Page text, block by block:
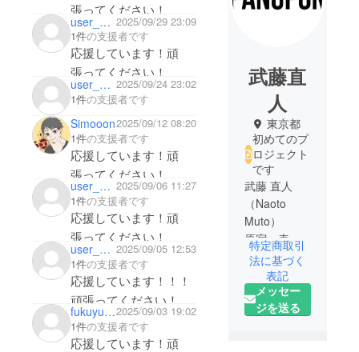
張ってください！
user_60e1c560da64 2025/09/29 23:09
1件の支援者です
応援しています！頑
張ってください！
user_cef6115fd3b4 2025/09/24 23:02
1件の支援者です
Simooon2025/09/12 08:20
1件の支援者です
応援しています！頑
張ってください！
user_4e2796ec0654 2025/09/06 11:27
1件の支援者です
応援しています！頑
張ってください！
user_4912a2a18644 2025/09/05 12:53
1件の支援者です
応援しています！！！
頑張ってください！
fukuyukimidaifuku2025/09/03 19:02
1件の支援者です
応援しています！頑
武藤直
人
東京都
初めてのプ
ロジェクト
です
武藤 直人
（Naoto
Muto）
原宿・表参
道の美容室
「PANUPON
」
特定商取引
法に基づく
表記
メッセー
ジを送る